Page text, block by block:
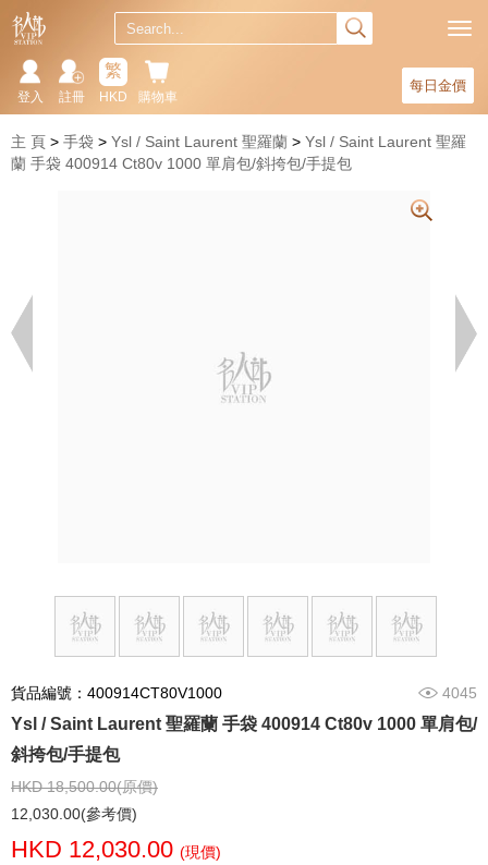
每日金價
購物車
繁
HKD
註冊
登入
主 頁 手袋 Ysl / Saint Laurent 聖羅蘭
Ysl / Saint Laurent 聖羅
蘭 手袋 400914 Ct80v 1000 單肩包/斜挎包/手提包
貨品編號：400914CT80V1000 4045
Ysl / Saint Laurent 聖羅蘭 手袋 400914 Ct80v 1000 單肩包/
斜挎包/手提包
HKD 18,500.00(原價)
12,030.00(參考價)
HKD 12,030.00 (現價)